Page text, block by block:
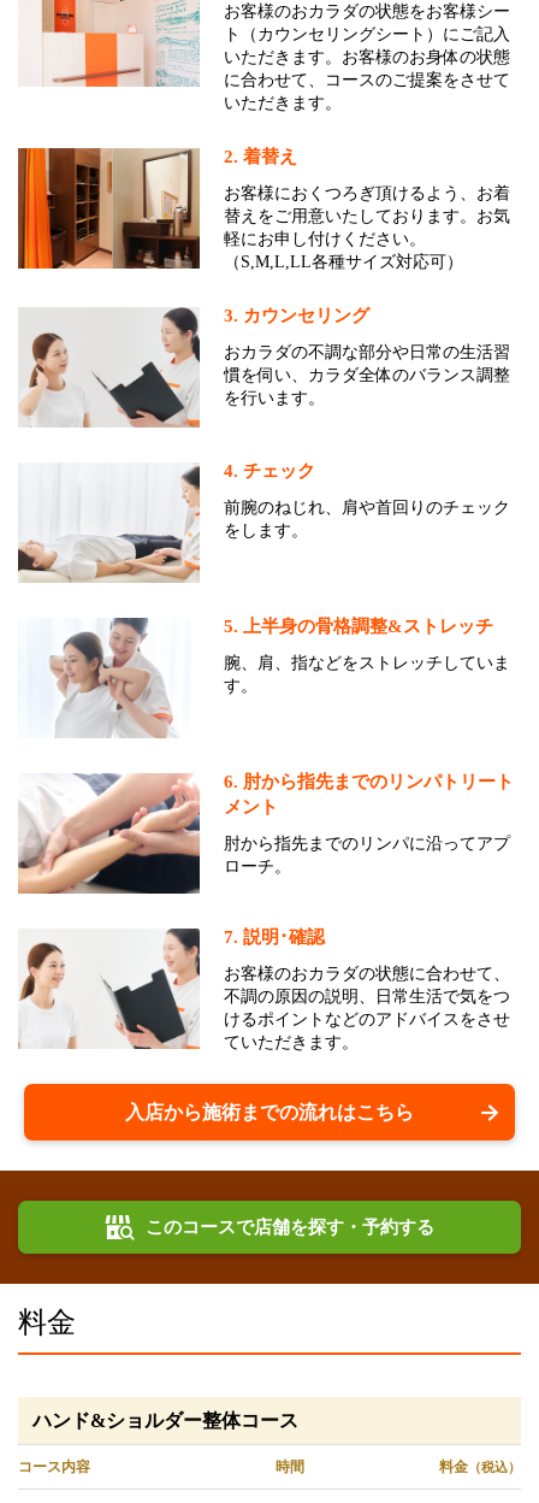
お客様のおカラダの状態をお客様シー
ト（カウンセリングシート）にご記入
いただきます。お客様のお身体の状態
に合わせて、コースのご提案をさせて
いただきます。
2. 着替え
お客様におくつろぎ頂けるよう、お着
替えをご用意いたしております。お気
軽にお申し付けください。
（S,M,L,LL各種サイズ対応可）
3. カウンセリング
おカラダの不調な部分や日常の生活習
慣を伺い、カラダ全体のバランス調整
を行います。
4. チェック
前腕のねじれ、肩や首回りのチェック
をします。
5. 上半身の骨格調整&ストレッチ
腕、肩、指などをストレッチしていま
す。
6. 肘から指先までのリンパトリート
メント
肘から指先までのリンパに沿ってアプ
ローチ。
7. 説明･確認
お客様のおカラダの状態に合わせて、
不調の原因の説明、日常生活で気をつ
けるポイントなどのアドバイスをさせ
ていただきます。
入店から施術までの流れはこちら
このコースで店舗を探す・予約する
料金
ハンド&ショルダー整体コース
コース内容 時間 料金 （税込）